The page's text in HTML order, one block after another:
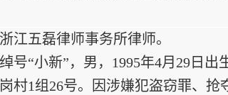
江五磊律师事务所律师。
号“小新”，男，1995年4月29日
村1组26号。因涉嫌犯盗窃罪、抢